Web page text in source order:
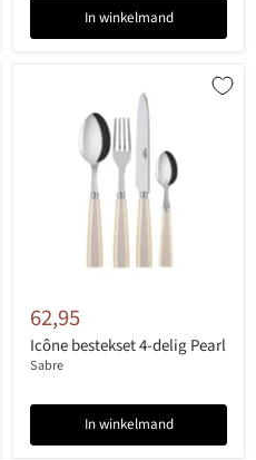
In winkelmand
62,95
Icône bestekset 4-delig Pearl
Sabre
In winkelmand